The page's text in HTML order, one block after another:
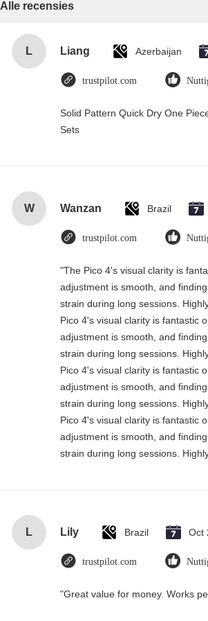
Alle recensies
L Liang Azerbaijan
trustpilot.com
Solid Pattern Quick Dry One
Sets
W Wanzan Brazil
trustpilot.com
"The Pico 4's visual clarity is
adjustment is smooth, and
strain during long sessions.
Pico 4's visual clarity is fantastic
adjustment is smooth, and
strain during long sessions.
Pico 4's visual clarity is fantastic
adjustment is smooth, and
strain during long sessions.
Pico 4's visual clarity is fantastic
adjustment is smooth, and
strain during long sessions.
L Lily Brazil Oct
trustpilot.com
"Great value for money. Works